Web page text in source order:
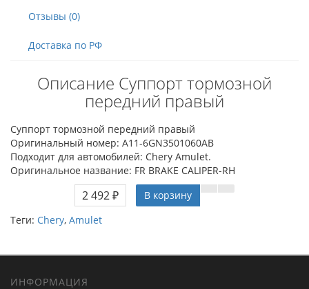
Отзывы (0)
Доставка по РФ
Описание Суппорт тормозной
передний правый
Суппорт тормозной передний правый
Оригинальный номер: A11-6GN3501060AB
Подходит для автомобилей: Chery Amulet.
Оригинальное название: FR BRAKE CALIPER-RH
2 492 ₽
В корзину
Теги: Chery, Amulet
ИНФОРМАЦИЯ